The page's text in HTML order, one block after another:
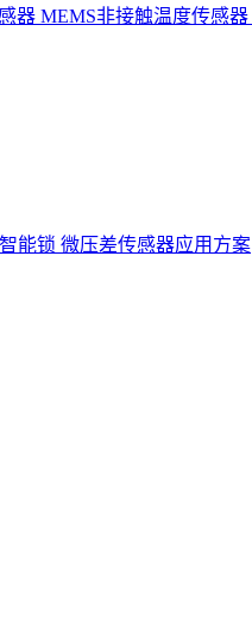
器 MEMS非接触温度传感器
智能锁 微压差传感器应用方案